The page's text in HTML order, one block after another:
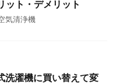
ット・デメリット
気清浄機
洗濯機に買い替えて変